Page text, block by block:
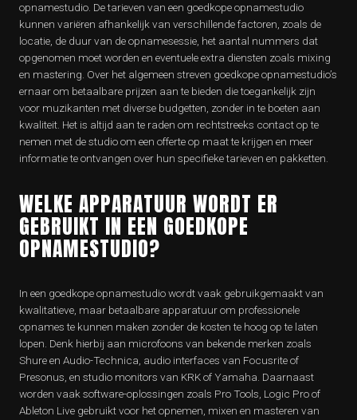
opnamestudio. De tarieven van een goedkope opnamestudio
kunnen variëren afhankelijk van verschillende factoren, zoals de
locatie, de duur van de opnamesessie, het aantal nummers dat
opgenomen moet worden en eventuele extra diensten zoals mixing
en mastering. Over het algemeen streven goedkope opnamestudio’s
ernaar om betaalbare prijzen aan te bieden die toegankelijk zijn
voor muzikanten met diverse budgetten, zonder in te boeten aan
kwaliteit. Het is altijd aan te raden om rechtstreeks contact op te
nemen met de studio om een offerte op maat te krijgen en meer
informatie te ontvangen over hun specifieke tarieven en pakketten.
WELKE APPARATUUR WORDT ER
GEBRUIKT IN EEN GOEDKOPE
OPNAMESTUDIO?
In een goedkope opnamestudio wordt vaak gebruikgemaakt van
kwalitatieve, maar betaalbare apparatuur om professionele
opnames te kunnen maken zonder de kosten te hoog op te laten
lopen. Denk hierbij aan microfoons van bekende merken zoals
Shure en Audio-Technica, audio interfaces van Focusrite of
Presonus, en studio monitors van KRK of Yamaha. Daarnaast
worden vaak software-oplossingen zoals Pro Tools, Logic Pro of
Ableton Live gebruikt voor het opnemen, mixen en masteren van